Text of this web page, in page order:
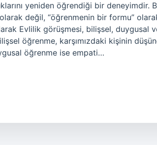
yeniden öğrendiği bir deneyimdir.
olarak değil, “öğrenmenin bir formu”
Evlilik görüşmesi, bilişsel, duygusal
öğrenme, karşımızdaki kişinin
öğrenme ise empati…